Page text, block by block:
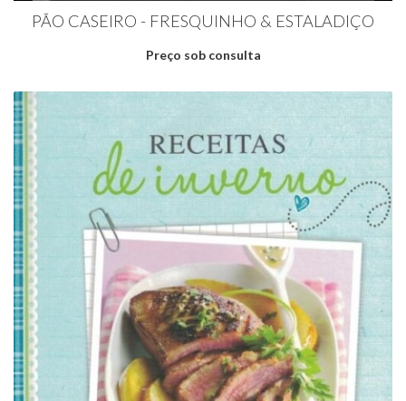
PÃO CASEIRO - FRESQUINHO & ESTALADIÇO
Preço sob consulta